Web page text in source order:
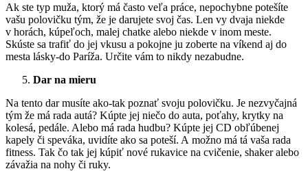
Ak ste typ muža, ktorý má často veľa práce, nepochybne potešíte
vašu polovičku tým, že je darujete svoj čas. Len vy dvaja niekde
v horách, kúpeľoch, malej chatke alebo niekde v inom meste.
Skúste sa trafiť do jej vkusu a pokojne ju zoberte na víkend aj do
mesta lásky-do Paríža. Určite vám to nikdy nezabudne.
Dar na mieru
Na tento dar musíte ako-tak poznať svoju polovičku. Je nezvyčajná
tým že má rada autá? Kúpte jej niečo do auta, poťahy, krytky na
kolesá, pedále. Alebo má rada hudbu? Kúpte jej CD obľúbenej
kapely či speváka, uvidíte ako sa poteší. A možno má tá vaša rada
fitness. Tak čo tak jej kúpiť nové rukavice na cvičenie, shaker alebo
závažia na nohy či ruky.